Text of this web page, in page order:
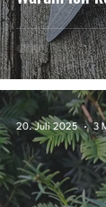
20. Juli 2025